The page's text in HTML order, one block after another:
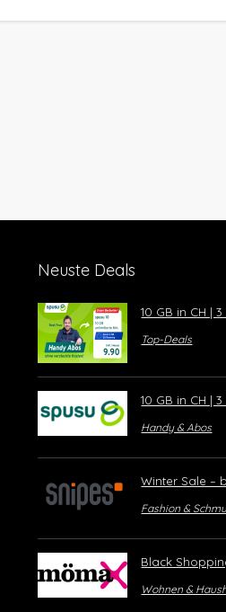
Neuste Deals
10 GB in CH |
Top-Deals
10 GB in CH |
Handy & Abos
Winter Sale –
Fashion &
Black
Wohnen &